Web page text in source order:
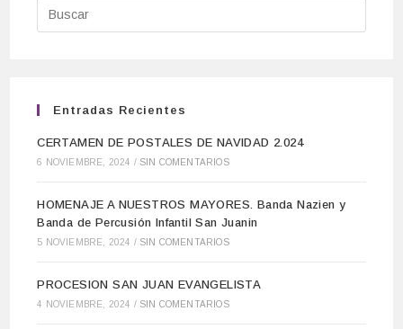
Entradas Recientes
CERTAMEN DE POSTALES DE NAVIDAD 2.024
6 NOVIEMBRE, 2024 / SIN COMENTARIOS
HOMENAJE A NUESTROS MAYORES. Banda Nazien y
Banda de Percusión Infantil San Juanin
5 NOVIEMBRE, 2024 / SIN COMENTARIOS
PROCESION SAN JUAN EVANGELISTA
4 NOVIEMBRE, 2024 / SIN COMENTARIOS